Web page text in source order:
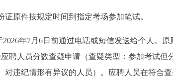
证原件按规定时间到指定考场参加笔试。
2026年7月6日前通过电话或短信发送给个人。
聘人员分数查疑申请（查疑类型：参加考试但
对违纪情形有异议的人员）。应聘人员在符合